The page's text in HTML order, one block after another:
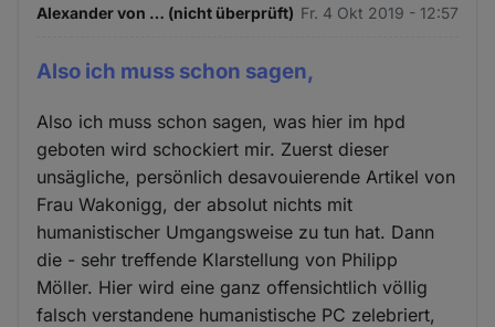
Alexander von … (nicht überprüft) Fr. 4 Okt 2019 - 12:57
Also ich muss schon sagen,
Also ich muss schon sagen, was hier im hpd
geboten wird schockiert mir. Zuerst dieser
unsägliche, persönlich desavouierende Artikel von
Frau Wakonigg, der absolut nichts mit
humanistischer Umgangsweise zu tun hat. Dann
die - sehr treffende Klarstellung von Philipp
Möller. Hier wird eine ganz offensichtlich völlig
falsch verstandene humanistische PC zelebriert,